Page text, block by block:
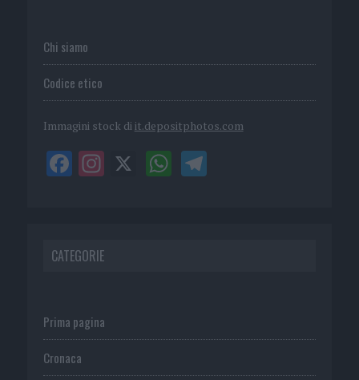
Chi siamo
Codice etico
Immagini stock di it.depositphotos.com
CATEGORIE
Prima pagina
Cronaca